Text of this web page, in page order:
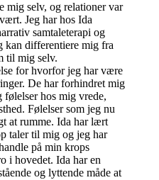
mig selv, og relationer var
Jeg har hos Ida
samtaleterapi og
kan differentiere mig fra
til mig selv.
for hvorfor jeg har være
De har forhindret mig
hos mig vrede,
Følelser som jeg nu
at rumme. Ida har lært
taler til mig og jeg har
på min krops
i hovedet. Ida har en
og lyttende måde at